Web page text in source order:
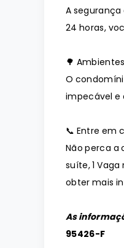
A
24 horas,
🌳
O
impecável e
📞 Entre em
Não perca a
suíte, 1
obter mais
As
95426-F